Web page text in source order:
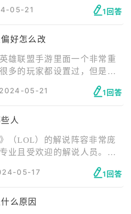
解以及大量的游戏经验，并
好的团队合作能力，对于大
钻石或大师段位已经相当困
能会通过投入大量的时间和
05-21 1回答
好怎么改
雄联盟手游里面一个非常重
多的玩家都设置过，但是如
置偏好呢，具体的修改位置
的玩家一起来看看吧。
2024-05-21 1回答
人
（LOL）的解说阵容非常庞
业且受欢迎的解说人员。以
解说： 1、冯雨（艺名：
（艺名：瞳夕）。 3、米勒。
）。 5、管泽元。 6、
有如wAwa、Cat、长毛、
05-17 1回答
么原因